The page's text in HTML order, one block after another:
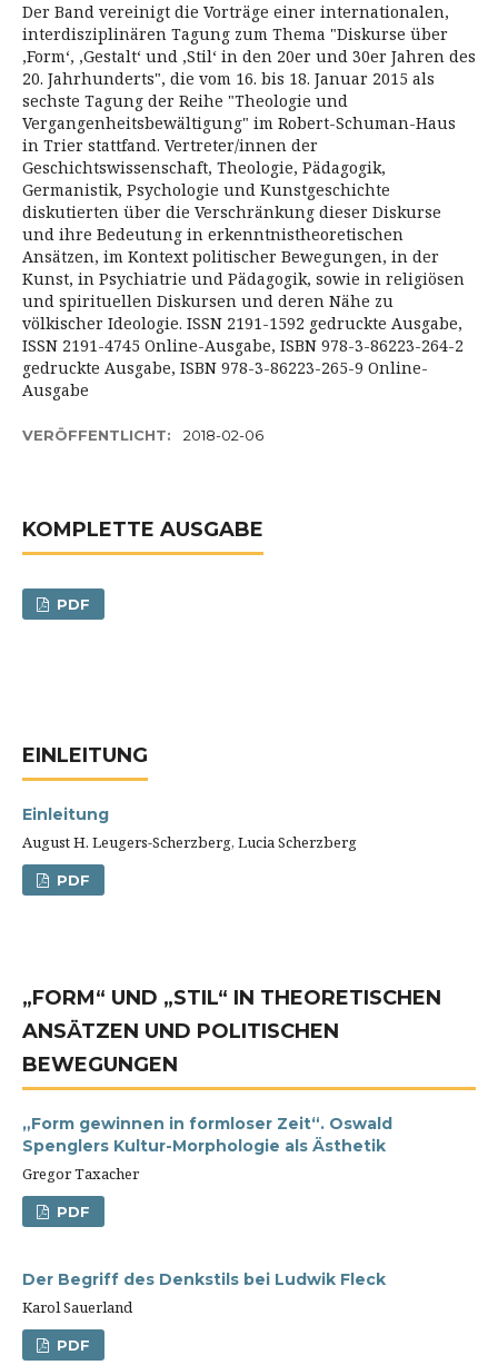
Der Band vereinigt die Vorträge einer internationalen,
interdisziplinären Tagung zum Thema "Diskurse über
‚Form‘, ‚Gestalt‘ und ‚Stil‘ in den 20er und 30er Jahren des
20. Jahrhunderts", die vom 16. bis 18. Januar 2015 als
sechste Tagung der Reihe "Theologie und
Vergangenheitsbewältigung" im Robert-Schuman-Haus
in Trier stattfand. Vertreter/innen der
Geschichtswissenschaft, Theologie, Pädagogik,
Germanistik, Psychologie und Kunstgeschichte
diskutierten über die Verschränkung dieser Diskurse
und ihre Bedeutung in erkenntnistheoretischen
Ansätzen, im Kontext politischer Bewegungen, in der
Kunst, in Psychiatrie und Pädagogik, sowie in religiösen
und spirituellen Diskursen und deren Nähe zu
völkischer Ideologie. ISSN 2191-1592 gedruckte Ausgabe,
ISSN 2191-4745 Online-Ausgabe, ISBN 978-3-86223-264-2
gedruckte Ausgabe, ISBN 978-3-86223-265-9 Online-
Ausgabe
VERÖFFENTLICHT: 2018-02-06
KOMPLETTE AUSGABE
PDF
EINLEITUNG
Einleitung
August H. Leugers-Scherzberg, Lucia Scherzberg
PDF
„FORM“ UND „STIL“ IN THEORETISCHEN
ANSÄTZEN UND POLITISCHEN
BEWEGUNGEN
„Form gewinnen in formloser Zeit“. Oswald
Spenglers Kultur-Morphologie als Ästhetik
Gregor Taxacher
PDF
Der Begriff des Denkstils bei Ludwik Fleck
Karol Sauerland
PDF